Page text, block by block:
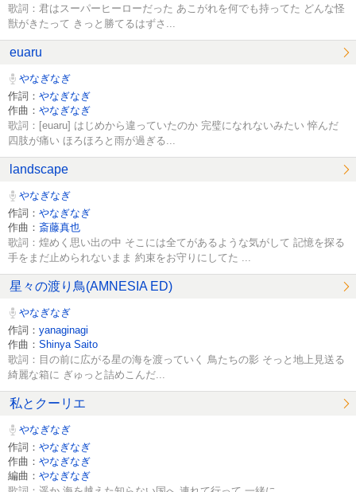
歌詞：君はスーパーヒーローだった あこがれを何でも持ってた どんな怪
獣がきたって きっと勝てるはずさ...
euaru
やなぎなぎ
作詞： やなぎなぎ
作曲： やなぎなぎ
歌詞：[euaru] はじめから違っていたのか 完璧になれないみたい 悴んだ
四肢が痛い ほろほろと雨が過ぎる...
landscape
やなぎなぎ
作詞： やなぎなぎ
作曲： 斎藤真也
歌詞：煌めく思い出の中 そこには全てがあるような気がして 記憶を探る
手をまだ止められないまま 約束をお守りにしてた ...
星々の渡り鳥(AMNESIA ED)
やなぎなぎ
作詞： yanaginagi
作曲： Shinya Saito
歌詞：目の前に広がる星の海を渡っていく 鳥たちの影 そっと地上見送る
綺麗な箱に ぎゅっと詰めこんだ...
私とクーリエ
やなぎなぎ
作詞： やなぎなぎ
作曲： やなぎなぎ
編曲： やなぎなぎ